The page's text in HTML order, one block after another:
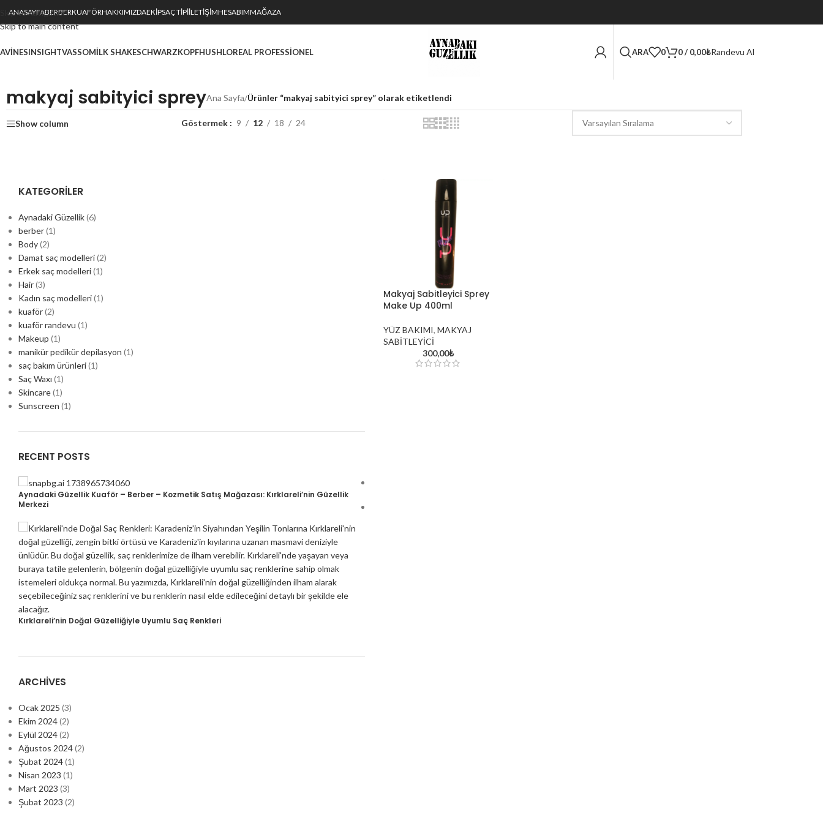
Skip to navigation
Skip to main content
ANASAYFABERBERKUAFÖRHAKKIMIZDAEKIPSAÇ TİPİİLETIŞIMHESABIMMAĞAZA
INSIGHTVASSOMILK SHAKESCHWARZKOPFHUSHLOREAL PROFESSIONEL ARA 0 0/ 0,00₺Randevu Al
makyaj sabityici spreyAna Sayfa/Ürünler “makyaj sabityici sprey” olarak etiketlendi
Show column Göstermek 9 12 18 24
KATEGORILER
Aynadaki Güzellik(6)
berber(1)
Body(2)
Damat saç modelleri(2)
Erkek saç modelleri(1)
Hair(3)
Kadın saç modelleri(1)
kuaför(2)
kuaför randevu (1)
Makeup (1)
manikür pedikür depilasyon (1)
saç bakım ürünleri(1)
Saç Waxı (1)
Skincare(1)
Sunscreen (1)
RECENT POSTS
Aynadaki Güzellik Kuaför – Berber – Kozmetik Satış Mağazası: Kırklareli’nin Güzellik
Merkezi
Kırklareli’nin Doğal Güzelliğiyle Uyumlu Saç Renkleri
ARCHIVES
Ocak 2025 (3)
Ekim 2024(2)
Eylül 2024(2)
Ağustos 2024(2)
Şubat 2024(1)
Nisan 2023 (1)
Mart 2023 (3)
Şubat 2023 (2)
Makyaj Sabitleyici Sprey
Make Up 400ml
YÜZ BAKIMI, MAKYAJ
SABİTLEYİCİ
300,00₺